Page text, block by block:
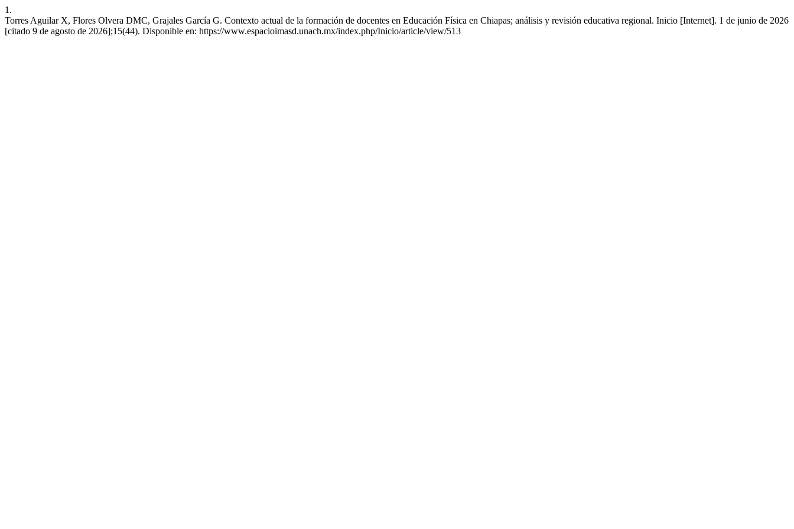
1.
Torres Aguilar X, Flores Olvera DMC, Grajales García G. Contexto actual de la formación de docentes en Educación Física en Chiapas; análisis y revisión educativa regional. Inicio [Internet]. 1 de junio de 2026
[citado 9 de agosto de 2026];15(44). Disponible en: https://www.espacioimasd.unach.mx/index.php/Inicio/article/view/513